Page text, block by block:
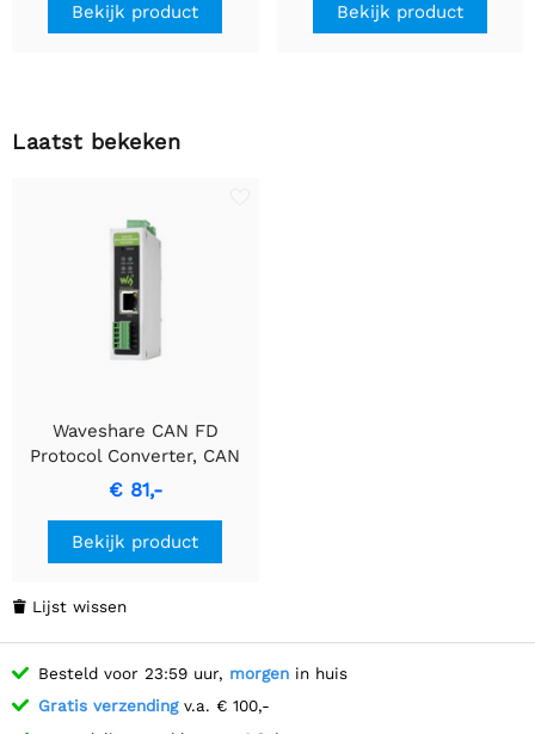
Bekijk product Bekijk product
Laatst bekeken
Waveshare CAN FD
Protocol Converter, CAN
FD naar
ETH/RS232/RS485
tweerichtingsgegevenscommunicatie,
ondersteunt 5
CAN 2.0A/2.0B-
hartslag- en
registratiepakketjes.
€ 81,-
Bekijk product
 Lijst wissen
Besteld voor 23:59 uur, morgen in huis
Gratis verzendingv.a. € 100,-